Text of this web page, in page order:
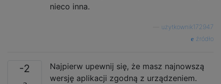
nieco inna.
użytkownik172947
źródło
-2
Najpierw upewnij się, że masz najnowszą
wersję aplikacji zgodną z urządzeniem.